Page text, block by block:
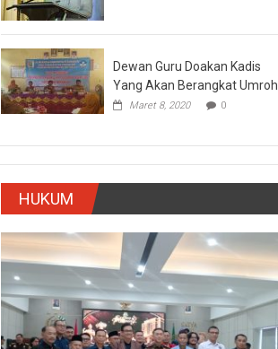
Dewan Guru Doakan Kadis
Yang Akan Berangkat Umroh
Maret 8, 2020 0
HUKUM